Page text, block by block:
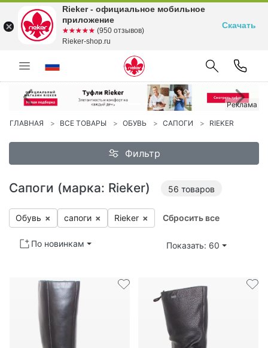
Реклама
Предыдущий
ГЛАВНАЯ ВСЕ ТОВАРЫ ОБУВЬ САПОГИ RIEKER
Фильтр
Сапоги (марка: Rieker) 56 товаров
Обувь × са­поги × Ri­eker × Сбросить все
По новинкам Показать: 60
Rieker - официальное мобильное
приложение
☆☆☆☆☆
★★★★★ (950 отзывов)
Rieker-shop.ru
Скачать